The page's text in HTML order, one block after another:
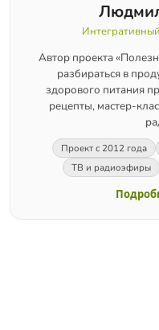
Автор проекта
разбираться в
здорового питания
рецепты, мастер-
Проект с 2012 года
ТВ и радиоэфиры